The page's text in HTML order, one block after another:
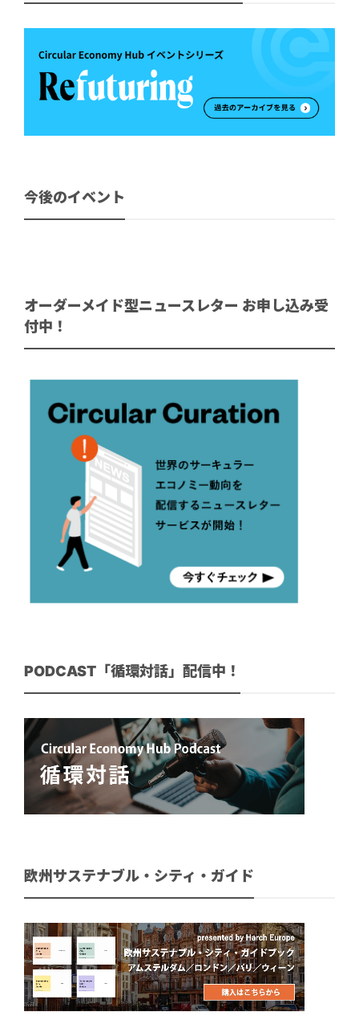
今後のイベント
オーダーメイド型ニュースレター お申し込み受
付中！
PODCAST「循環対話」配信中！
欧州サステナブル・シティ・ガイド